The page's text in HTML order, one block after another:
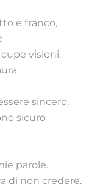
e franco,
visioni.
sincero.
sicuro
parole.
di non credere.